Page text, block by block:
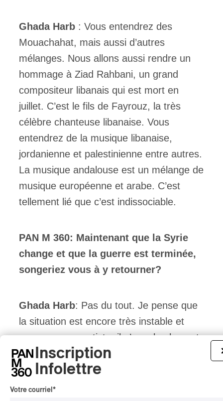
Ghada Harb : Vous entendrez des
Mouachahat, mais aussi d’autres
mélanges. Nous allons aussi rendre un
hommage à Ziad Rahbani, un grand
compositeur libanais qui est mort en
juillet. C’est le fils de Fayrouz, la très
célèbre chanteuse libanaise. Vous
entendrez de la musique libanaise,
jordanienne et palestinienne entre autres.
La musique andalouse est un mélange de
musique européenne et arabe. C’est
tellement lié que c’est indissociable.
PAN M 360: Maintenant que la Syrie
change et que la guerre est terminée,
songeriez vous à y retourner?
Ghada Harb: Pas du tout. Je pense que
la situation est encore très instable et
que, pour une artiste, il n’y a absolument
rien de sûr. J’ai décidé de refaire ma vie
ici et je crée des projets petit à petit. On
verra bien. Mais j’ai toujours une pensée
Inscription
Infolettre
Votre courriel *